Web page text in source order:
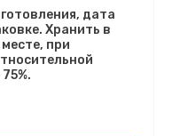
дата
Хранить в
при